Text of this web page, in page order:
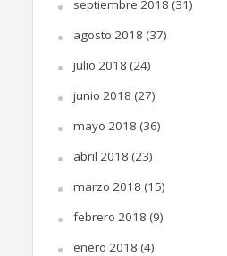
septiembre 2018 (31)
agosto 2018 (37)
julio 2018 (24)
junio 2018 (27)
mayo 2018 (36)
abril 2018 (23)
marzo 2018 (15)
febrero 2018 (9)
enero 2018 (4)